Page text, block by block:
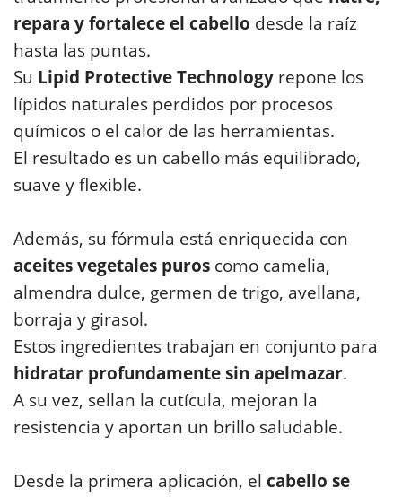
repara y fortalece el cabello desde la raíz
hasta las puntas.
Su Lipid Protective Technology repone los
lípidos naturales perdidos por procesos
químicos o el calor de las herramientas.
El resultado es un cabello más equilibrado,
suave y flexible.
Además, su fórmula está enriquecida con
aceites vegetales puros como camelia,
almendra dulce, germen de trigo, avellana,
borraja y girasol.
Estos ingredientes trabajan en conjunto para
hidratar profundamente sin apelmazar.
A su vez, sellan la cutícula, mejoran la
resistencia y aportan un brillo saludable.
Desde la primera aplicación, el cabello se